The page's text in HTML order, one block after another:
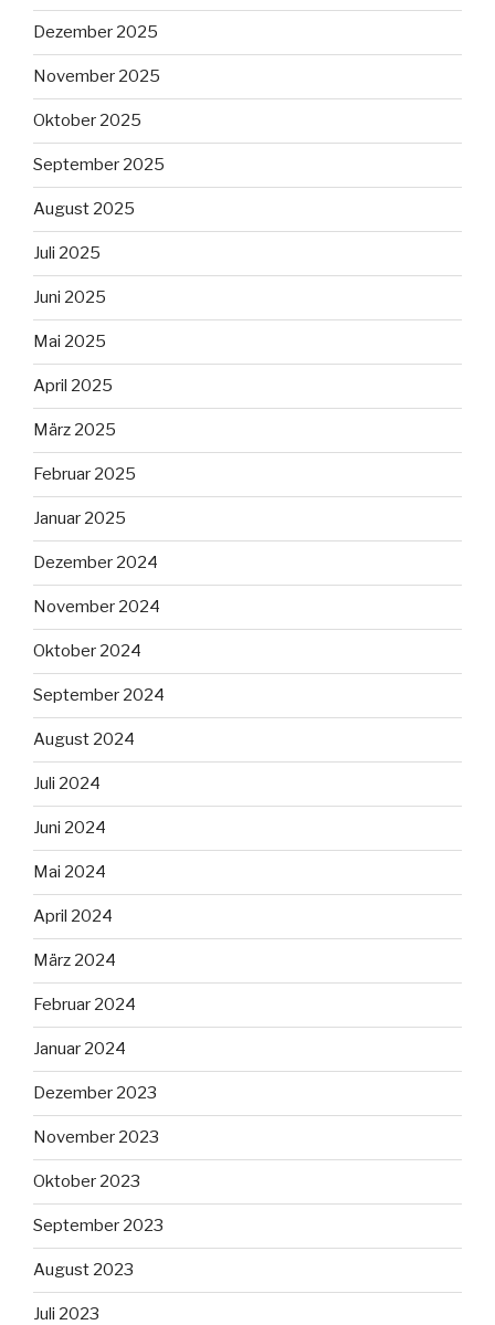
Dezember 2025
November 2025
Oktober 2025
September 2025
August 2025
Juli 2025
Juni 2025
Mai 2025
April 2025
März 2025
Februar 2025
Januar 2025
Dezember 2024
November 2024
Oktober 2024
September 2024
August 2024
Juli 2024
Juni 2024
Mai 2024
April 2024
März 2024
Februar 2024
Januar 2024
Dezember 2023
November 2023
Oktober 2023
September 2023
August 2023
Juli 2023